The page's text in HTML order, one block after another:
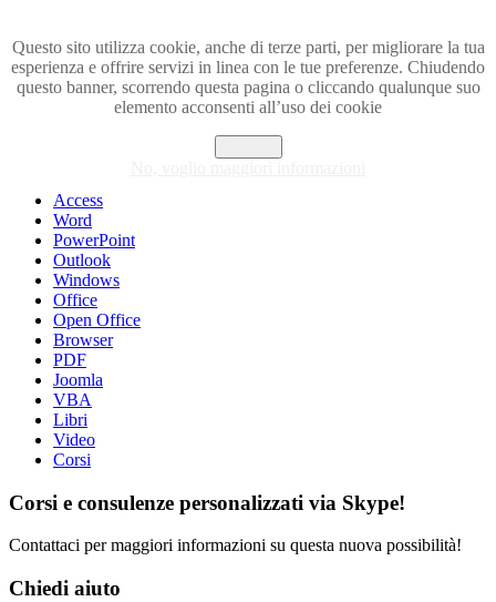
Questo sito utilizza cookie, anche di terze parti, per migliorare la tua
esperienza e offrire servizi in linea con le tue preferenze. Chiudendo
questo banner, scorrendo questa pagina o cliccando qualunque suo
elemento acconsenti all’uso dei cookie
Visita i forum di SOS-OFFICE
Access
Word
PowerPoint
Outlook
Windows
Office
Open Office
Browser
PDF
Joomla
VBA
Libri
Video
Corsi
Corsi e consulenze personalizzati via Skype!
Contattaci per maggiori informazioni su questa nuova possibilità!
Chiedi aiuto